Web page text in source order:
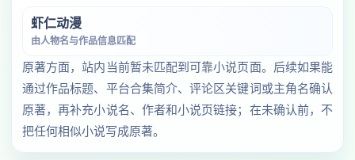
虾仁动漫
由人物名与作品信息匹配
原著方面，站内当前暂未匹配到可靠小说页面。后续如果能
通过作品标题、平台合集简介、评论区关键词或主角名确认
原著，再补充小说名、作者和小说页链接；在未确认前，不
把任何相似小说写成原著。